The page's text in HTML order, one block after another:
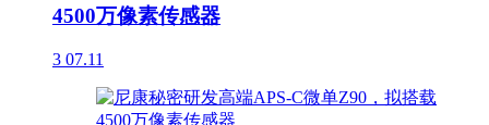
4500万像素传感器
3 07.11